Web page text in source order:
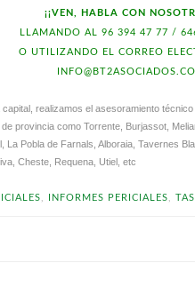
¡¡VEN, HABLA CON
LLAMANDO AL 96 394 47 77 /
O UTILIZANDO EL CORREO
realizamos el asesoramiento
provincia como Torrente, Burjassot,
La Pobla de Farnals, Alboraia, Tavernes
Cheste, Requena, Utiel, etc
, INFORMES PERICIALES,